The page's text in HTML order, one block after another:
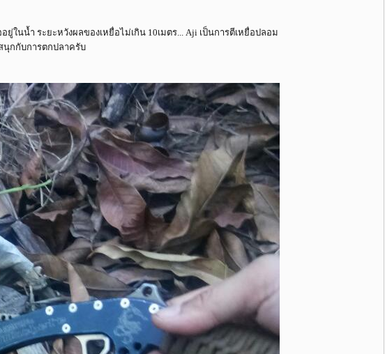
นน้ำ ระยะหวังผลของเหยื่อไม่เกิน 10เมตร... Aji เป็นการตีเหยื่อปลอม
นุกกับการตกปลาครับ